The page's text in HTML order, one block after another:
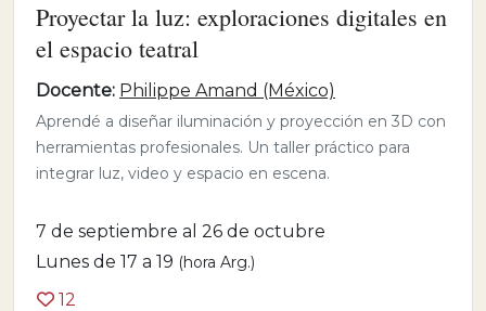
Proyectar la luz: exploraciones digitales en
el espacio teatral
Docente: Philippe Amand (México)
Aprendé a diseñar iluminación y proyección en 3D con
herramientas profesionales. Un taller práctico para
integrar luz, video y espacio en escena.
7 de septiembre al 26 de octubre
Lunes de 17 a 19 (hora Arg.)
12